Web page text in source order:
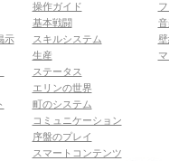
示
操作ガイド
基本戦闘
スキルシステム
生産
ステータス
エリンの世界
町のシステム
コミュニケーション
序盤のプレイ
スマートコンテンツ